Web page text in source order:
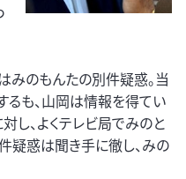
みのもんたの別件疑惑。当
も、山岡は情報を得てい
し、よくテレビ局でみのと
疑惑は聞き手に徹し、みの